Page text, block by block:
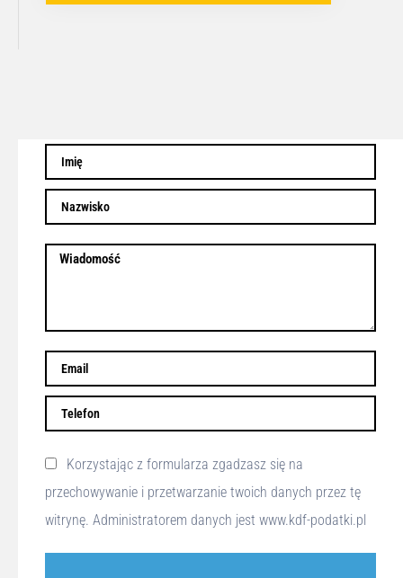
Korzystając z formularza zgadzasz się na
przechowywanie i przetwarzanie twoich danych przez tę
witrynę. Administratorem danych jest www.kdf-podatki.pl